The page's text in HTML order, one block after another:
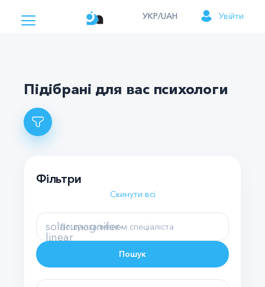
УКР/UAH Увійти
Підібрані для вас психологи
Фільтри
Скинути всі
solar:magnifer-
linear
Пошук